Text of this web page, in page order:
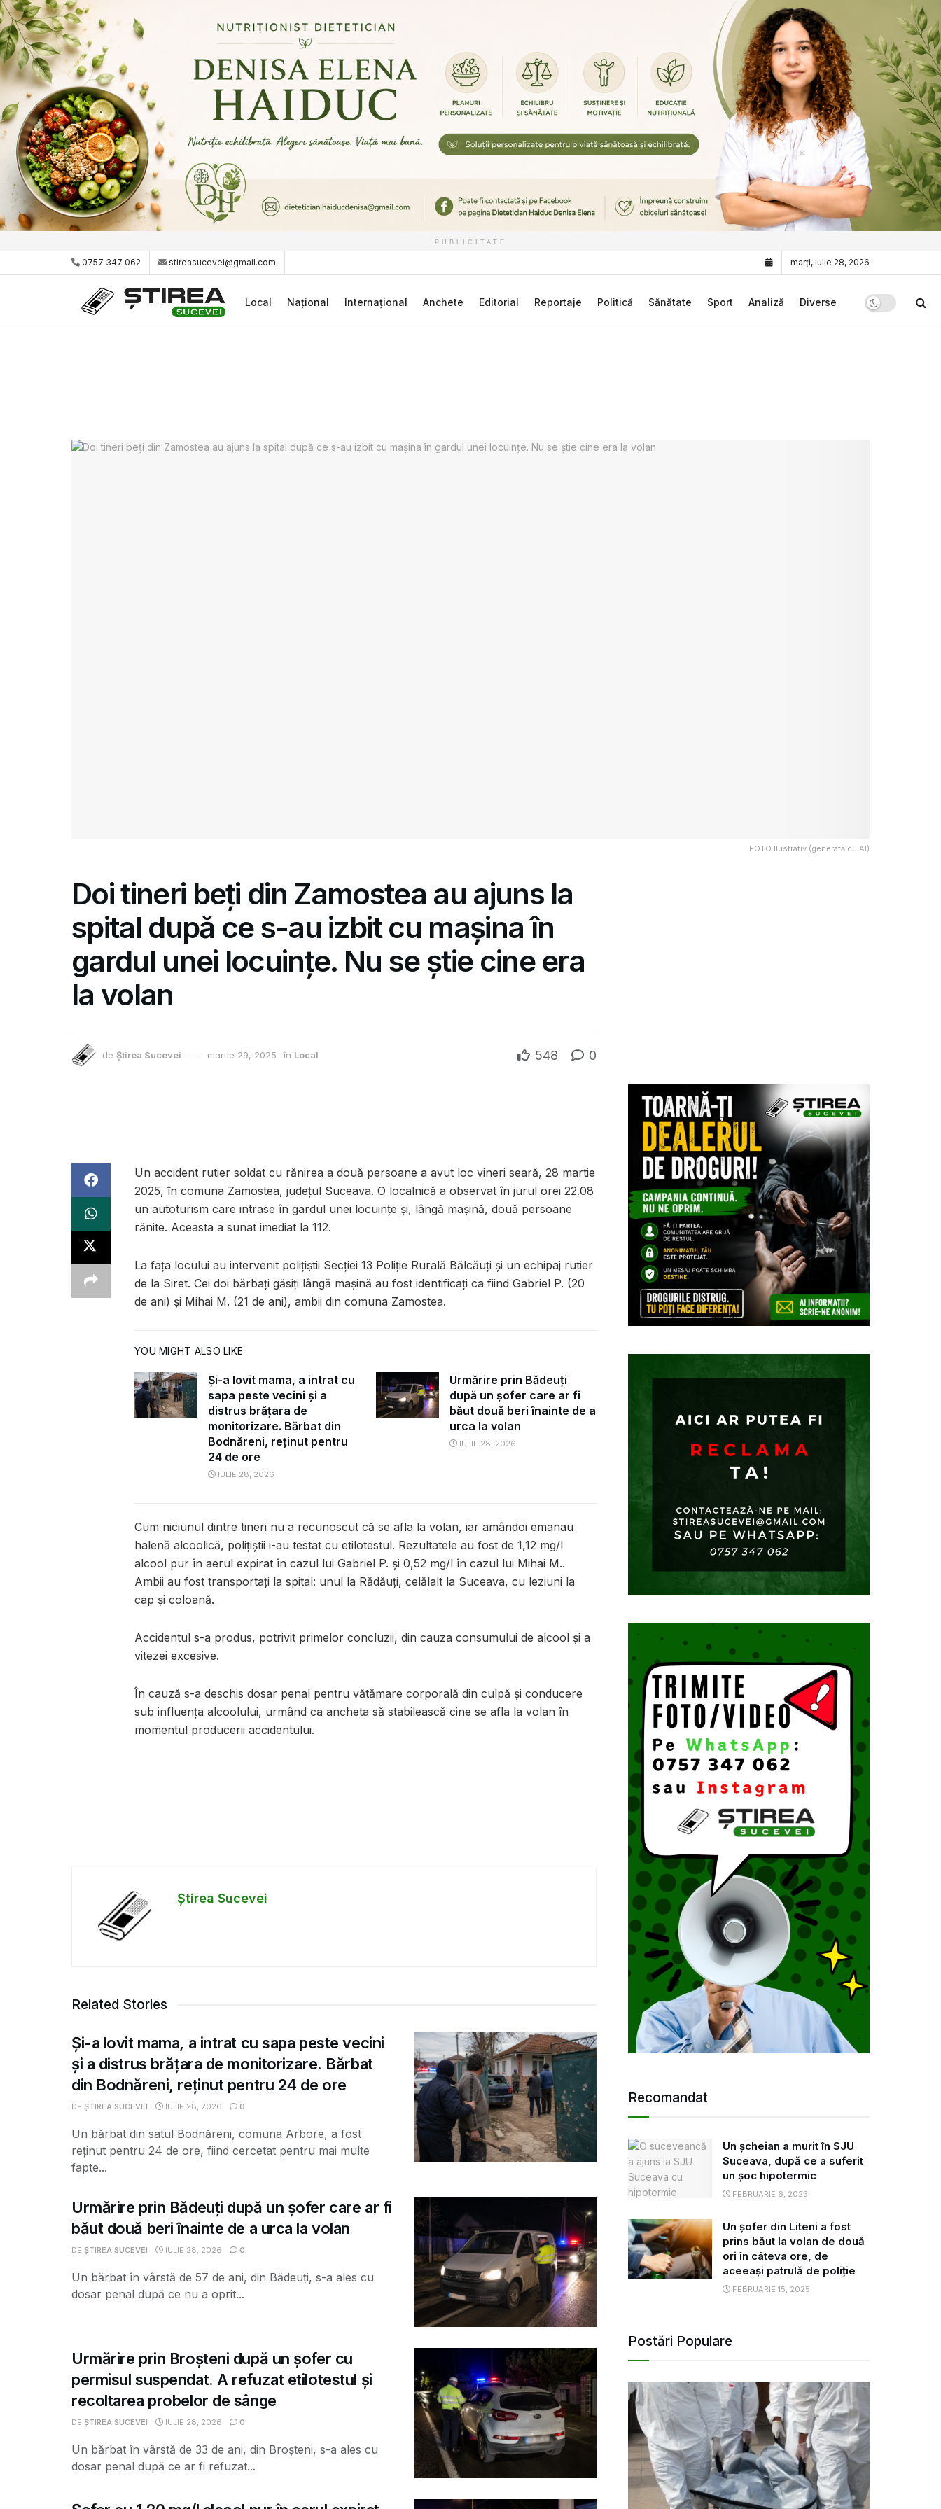
PUBLICITATE
0757 347 062 stireasucevei@gmail.com marți, iulie 28, 2026
Local Național Internațional Anchete Editorial Reportaje Politică Sănătate Sport Analiză Diverse
FOTO Ilustrativ (generată cu AI)
Doi tineri beți din Zamostea au ajuns la
spital după ce s-au izbit cu mașina în
gardul unei locuințe. Nu se știe cine era
la volan
de Știrea Sucevei martie 29, 2025 în Local 548 0
Un accident rutier soldat cu rănirea a două persoane a avut loc vineri seară, 28 martie
2025, în comuna Zamostea, județul Suceava. O localnică a observat în jurul orei 22.08
un autoturism care intrase în gardul unei locuințe și, lângă mașină, două persoane
rănite. Aceasta a sunat imediat la 112.
La fața locului au intervenit polițiștii Secției 13 Poliție Rurală Bălcăuți și un echipaj rutier
de la Siret. Cei doi bărbați găsiți lângă mașină au fost identificați ca fiind Gabriel P. (20
de ani) și Mihai M. (21 de ani), ambii din comuna Zamostea.
YOU MIGHT ALSO LIKE
Și-a lovit mama, a intrat cu
sapa peste vecini și a
distrus brățara de
monitorizare. Bărbat din
Bodnăreni, reținut pentru
24 de ore
IULIE 28, 2026
Urmărire prin Bădeuți
după un șofer care ar fi
băut două beri înainte de a
urca la volan
IULIE 28, 2026
Cum niciunul dintre tineri nu a recunoscut că se afla la volan, iar amândoi emanau
halenă alcoolică, polițiștii i-au testat cu etilotestul. Rezultatele au fost de 1,12 mg/l
alcool pur în aerul expirat în cazul lui Gabriel P. și 0,52 mg/l în cazul lui Mihai M..
Ambii au fost transportați la spital: unul la Rădăuți, celălalt la Suceava, cu leziuni la
cap și coloană.
Accidentul s-a produs, potrivit primelor concluzii, din cauza consumului de alcool și a
vitezei excesive.
În cauză s-a deschis dosar penal pentru vătămare corporală din culpă și conducere
sub influența alcoolului, urmând ca ancheta să stabilească cine se afla la volan în
momentul producerii accidentului.
Știrea Sucevei
Related Stories
Și-a lovit mama, a intrat cu sapa peste vecini
și a distrus brățara de monitorizare. Bărbat
din Bodnăreni, reținut pentru 24 de ore
DE ȘTIREA SUCEVEI IULIE 28, 2026 0
Un bărbat din satul Bodnăreni, comuna Arbore, a fost
reținut pentru 24 de ore, fiind cercetat pentru mai multe
fapte...
Urmărire prin Bădeuți după un șofer care ar fi
băut două beri înainte de a urca la volan
DE ȘTIREA SUCEVEI IULIE 28, 2026 0
Un bărbat în vârstă de 57 de ani, din Bădeuți, s-a ales cu
dosar penal după ce nu a oprit...
Urmărire prin Broșteni după un șofer cu
permisul suspendat. A refuzat etilotestul și
recoltarea probelor de sânge
DE ȘTIREA SUCEVEI IULIE 28, 2026 0
Un bărbat în vârstă de 33 de ani, din Broșteni, s-a ales cu
dosar penal după ce ar fi refuzat...
Recomandat
Un șcheian a murit în SJU
Suceava, după ce a suferit
un șoc hipotermic
FEBRUARIE 6, 2023
Un șofer din Liteni a fost
prins băut la volan de două
ori în câteva ore, de
aceeași patrulă de poliție
FEBRUARIE 15, 2025
Postări Populare